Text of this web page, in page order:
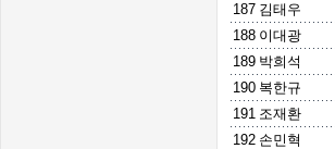
187 김태우
188 이대광
189 박희석
190 복한규
191 조재환
192 손민혁